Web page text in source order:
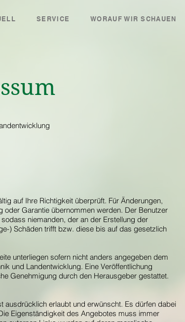
SERVICE WORAUF WIR SCHAUEN
auf Ihre Richtigkeit überprüft. Für Änderungen,
Garantie übernommen werden. Der Benutzer
niemanden, der an der Erstellung der
) Schäden trifft bzw. diese bis auf das gesetzlich
unterliegen sofern nicht anders angegeben dem
und Landentwicklung. Eine Veröffentlichung
Genehmigung durch den Herausgeber gestattet.
ausdrücklich erlaubt und erwünscht. Es dürfen dabei
Eigenständigkeit des Angebotes muss immer